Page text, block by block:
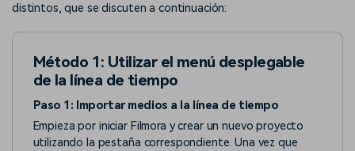
distintos, que se discuten a continuación:
Método 1: Utilizar el menú desplegable
de la línea de tiempo
Paso 1: Importar medios a la línea de tiempo
Empieza por iniciar Filmora y crear un nuevo proyecto
utilizando la pestaña correspondiente. Una vez que